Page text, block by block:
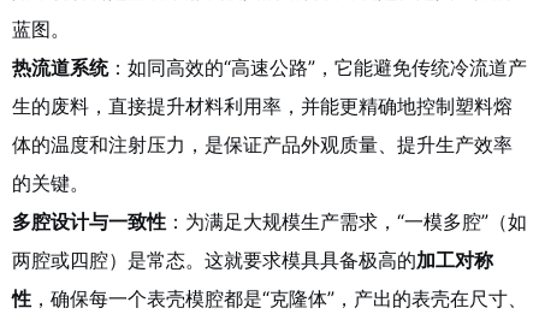
蓝图。
热流道系统：如同高效的“高速公路”，它能避免传统冷流道产
生的废料，直接提升材料利用率，并能更精确地控制塑料熔
体的温度和注射压力，是保证产品外观质量、提升生产效率
的关键。
多腔设计与一致性 ：为满足大规模生产需求，“一模多腔”（如
两腔或四腔）是常态。这就要求模具具备极高的加工对称
性 ，确保每一个表壳模腔都是“克隆体”，产出的表壳在尺寸、